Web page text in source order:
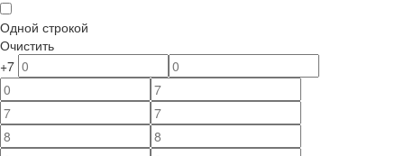
Одной строкой
Очистить
+7